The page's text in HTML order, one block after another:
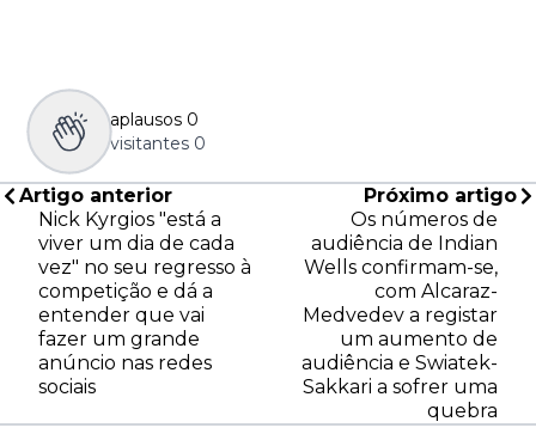
aplausos 0
visitantes 0
Artigo anterior
Nick Kyrgios "está a
viver um dia de cada
vez" no seu regresso à
competição e dá a
entender que vai
fazer um grande
anúncio nas redes
sociais
Próximo artigo
Os números de
audiência de Indian
Wells confirmam-se,
com Alcaraz-
Medvedev a registar
um aumento de
audiência e Swiatek-
Sakkari a sofrer uma
quebra